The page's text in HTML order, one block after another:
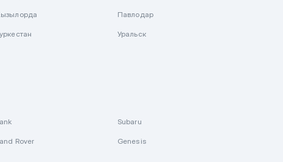
Павлодар
Уральск
Subaru
Rover Genesis